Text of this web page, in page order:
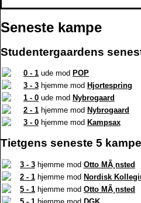
Seneste kampe
Studentergaardens
0 - 1 ude mod POP
3 - 3 hjemme mod Hjortespring
1 - 0 ude mod Nybrogaard
2 - 1 hjemme mod Nybrogaard
3 - 0 hjemme mod Kampsax
Tietgens seneste 5
3 - 3 hjemme mod Otto MÃ¸nsted
2 - 1 hjemme mod Nordisk
5 - 1 hjemme mod Otto MÃ¸nsted